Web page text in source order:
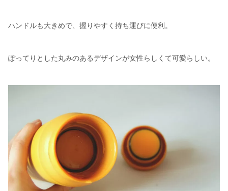
ハンドルも大きめで、握りやすく持ち運びに便利。
ぽってりとした丸みのあるデザインが女性らしくて可愛らしい。